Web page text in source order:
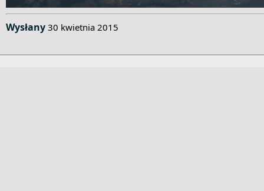
Wysłany 30 kwietnia 2015